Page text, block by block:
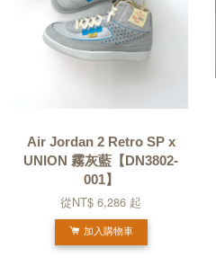
Air Jordan 2 Retro SP x
UNION 霧灰藍【DN3802-
001】
從NT$ 6,286 起
加入購物車